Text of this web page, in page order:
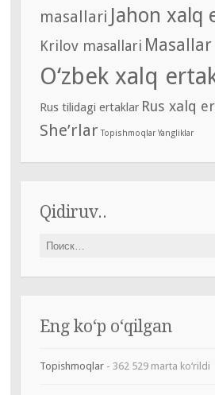
masallari Jahon xalq
Krilov masallari Masallar
O‘zbek xalq
Rus tilidagi ertaklar Rus xalq
She’rlar Topishmoqlar Yangliklar
Qidiruv..
Найти:
Eng ko‘p o‘qilgan
Topishmoqlar- 362 529 marta ko‘rildi